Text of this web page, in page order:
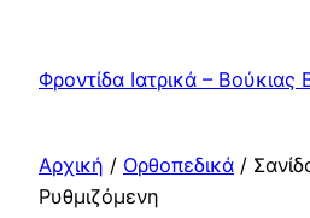
περιεχόμενο
Φροντίδα Ιατρικά – Βούκιας
Αρχική / Ορθοπεδικά /
Ρυθμιζόμενη